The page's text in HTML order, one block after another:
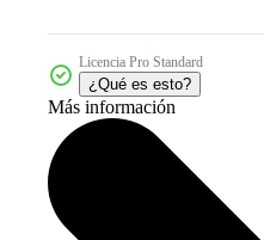
Licencia Pro Standard
¿Qué es esto?
Más información